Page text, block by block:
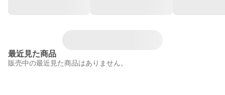
最近見た商品
販売中の最近見た商品はありません。